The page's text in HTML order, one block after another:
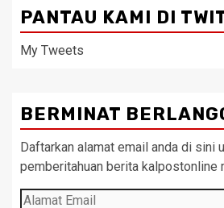
PANTAU KAMI DI
My Tweets
BERMINAT
Daftarkan alamat email anda di sini
pemberitahuan berita kalpostonline
Alamat